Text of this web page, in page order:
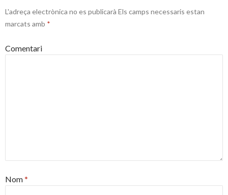
L'adreça electrònica no es publicarà Els camps necessaris estan
marcats amb *
Comentari
Nom*